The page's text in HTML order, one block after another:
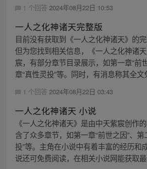
1 个回答 2024年08月22日 10:53
一人之化神诸天完整版
目前没有获取到《一人之化神诸天》的完
但为您找到相关信息，《一人之化神诸
宸，有部分章节目录展示，如第一章“前
章“真性灵投”等。同时，有消息称其全
1 个回答 2024年08月22日 03:43
一人之化神诸天 小说
《一人之化神诸天》是由中天紫宸创作
含了众多章节，如第一章“前世之因”、第
投”等。主角在小说中有着丰富的经历和
说还可免费阅读，在相关小说网能获取